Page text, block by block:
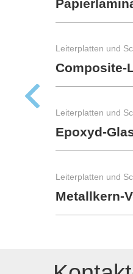
Composite-
Epoxyd-
Metallkern-